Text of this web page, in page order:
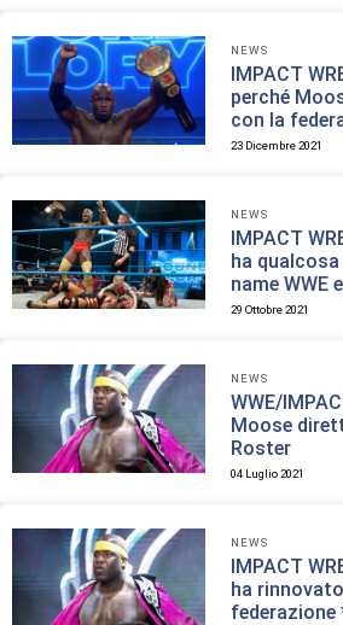
NEWS
IMPACT
perché
con la
23 Dicembre 2021
NEWS
IMPACT
ha
name WWE
29 Ottobre 2021
NEWS
WWE/
Moose
Roster
04 Luglio 2021
NEWS
IMPACT
ha
federazione